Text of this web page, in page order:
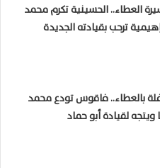
العطاء.. الحسينية تكرم محمد
ترحب بقيادته الجديدة
بالعطاء.. فاقوس تودع محمد
ويتجه لقيادة أبو حماد